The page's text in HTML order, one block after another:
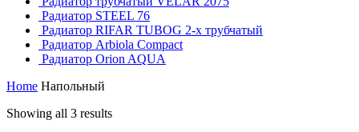
Радиатор STEEL 76
Радиатор RIFAR TUBOG 2-х трубчатый
Радиатор Arbiola Compact
Радиатор Orion AQUA
Home Напольный
Showing all 3 results